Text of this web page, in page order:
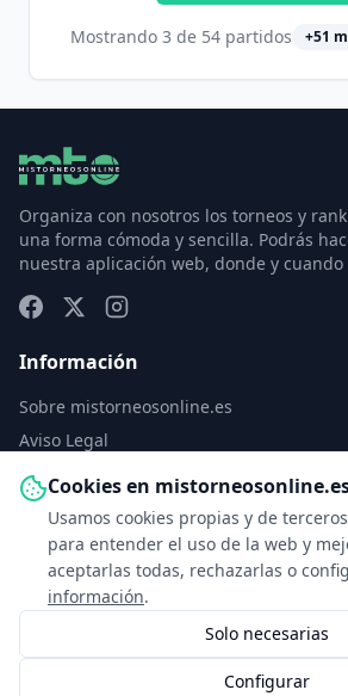
Cookies en
Usamos cookies propias y de
para entender el uso de la web y
aceptarlas todas, rechazarlas o
información.
Solo necesarias
Configurar
Mostrando 3 de 54 partidos +51
Organiza con nosotros los torneos y
una forma cómoda y sencilla. Podrás
nuestra aplicación web, donde y
Información
Sobre mistorneosonline.es
Aviso Legal
Política de Privacidad
Política de Cookies
Configurar cookies
Contacto
info@mistorneosonline.es